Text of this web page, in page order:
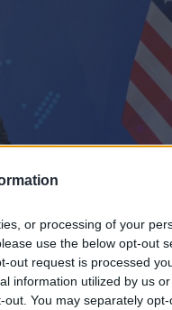
or processing of your
use the below opt-out
out request is processed
information utilized by us
You may separately